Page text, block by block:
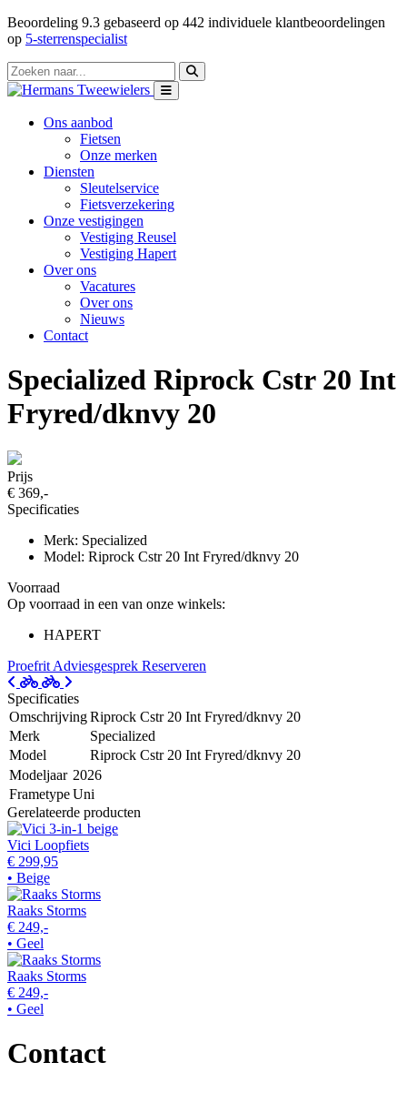
Beoordeling 9.3 gebaseerd op 442 individuele klantbeoordelingen
op 5-sterrenspecialist
Ons aanbod
Fietsen
Onze merken
Diensten
Sleutelservice
Fietsverzekering
Onze vestigingen
Vestiging Reusel
Vestiging Hapert
Over ons
Vacatures
Over ons
Nieuws
Contact
Specialized Riprock Cstr 20 Int
Fryred/dknvy 20
Prijs
€ 369,-
Specificaties
Merk: Specialized
Model: Riprock Cstr 20 Int Fryred/dknvy 20
Voorraad
Op voorraad in een van onze winkels:
HAPERT
Proefrit Adviesgesprek Reserveren
Specificaties
OmschrijvingRiprock Cstr 20 Int Fryred/dknvy 20
Merk
Specialized
Model
Riprock Cstr 20 Int Fryred/dknvy 20
Modeljaar 2026
FrametypeUni
Gerelateerde producten
Vici Loopfiets
€ 299,95
• Beige
Raaks Storms
€ 249,-
• Geel
Raaks Storms
€ 249,-
• Geel
Contact